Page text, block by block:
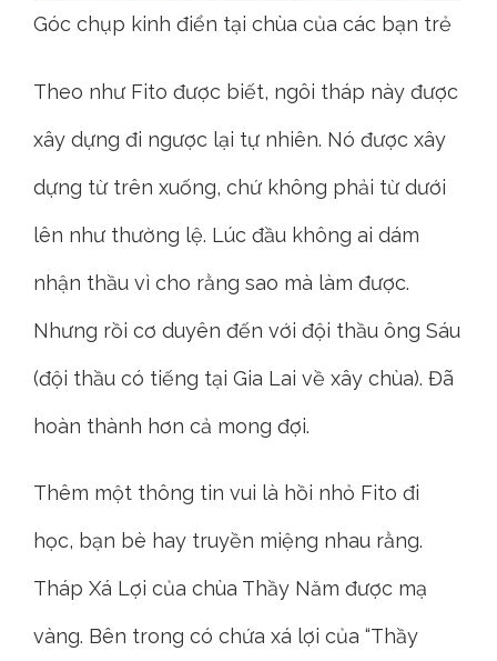
Góc chụp kinh điển tại chùa của các bạn trẻ
Theo như Fito được biết, ngôi tháp này được
xây dựng đi ngược lại tự nhiên. Nó được xây
dựng từ trên xuống, chứ không phải từ dưới
lên như thường lệ. Lúc đầu không ai dám
nhận thầu vì cho rằng sao mà làm được.
Nhưng rồi cơ duyên đến với đội thầu ông Sáu
(đội thầu có tiếng tại Gia Lai về xây chùa). Đã
hoàn thành hơn cả mong đợi.
Thêm một thông tin vui là hồi nhỏ Fito đi
học, bạn bè hay truyền miệng nhau rằng.
Tháp Xá Lợi của chùa Thầy Năm được mạ
vàng. Bên trong có chứa xá lợi của “Thầy